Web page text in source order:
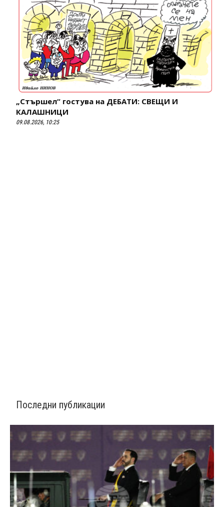
„Стършел“ гостува на ДЕБАТИ: СВЕЩИ И
КАЛАШНИЦИ
09.08.2026, 10:25
Последни публикации